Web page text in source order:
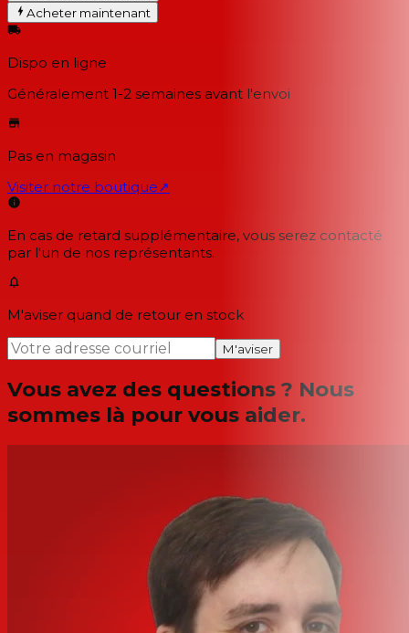
Acheter maintenant
Dispo en ligne
Généralement 1-2 semaines avant l'envoi
Pas en magasin
Visiter notre boutique↗
En cas de retard supplémentaire, vous serez contacté
par l'un de nos représentants.
M'aviser quand de retour en stock
M'aviser
Vous avez des questions ? Nous
sommes là pour vous aider.